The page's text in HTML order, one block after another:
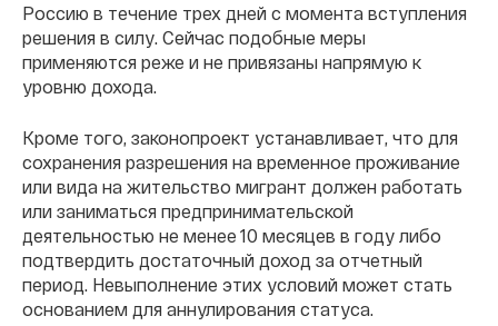
Россию в течение трех дней с момента вступления
решения в силу. Сейчас подобные меры
применяются реже и не привязаны напрямую к
уровню дохода.
Кроме того, законопроект устанавливает, что для
сохранения разрешения на временное проживание
или вида на жительство мигрант должен работать
или заниматься предпринимательской
деятельностью не менее 10 месяцев в году либо
подтвердить достаточный доход за отчетный
период. Невыполнение этих условий может стать
основанием для аннулирования статуса.